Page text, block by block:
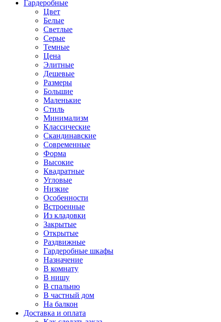
Гардеробные
Цвет
Белые
Светлые
Серые
Темные
Цена
Элитные
Дешевые
Размеры
Большие
Маленькие
Стиль
Минимализм
Классические
Скандинавские
Современные
Форма
Высокие
Квадратные
Угловые
Низкие
Особенности
Встроенные
Из кладовки
Закрытые
Открытые
Раздвижные
Гардеробные шкафы
Назначение
В комнату
В нишу
В спальню
В частный дом
На балкон
Доставка и оплата